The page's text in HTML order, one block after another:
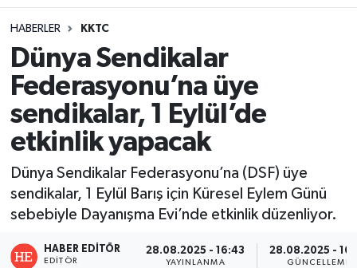
HABERLER KKTC
Dünya Sendikalar
Federasyonu’na üye
sendikalar, 1 Eylül’de
etkinlik yapacak
Dünya Sendikalar Federasyonu’na (DSF) üye
sendikalar, 1 Eylül Barış için Küresel Eylem Günü
sebebiyle Dayanışma Evi’nde etkinlik düzenliyor.
HABER EDITÖR
EDITÖR
28.08.2025 - 16:43
YAYINLANMA
28.08.2025 -
GÜNCELLEME
Süper Lig Puan Durumu ve Fikstür
Tüm Manşetler
Son Dakika Haberleri
Haber Arşivi